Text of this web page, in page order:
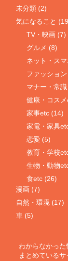
未分類 (2)
気になること
TV・映画 (7)
グルメ (8)
ネット・ス
ファッショ
マナー・常
健康・コス
家事etc (14)
家電・家具
恋愛 (5)
教育・学校
生物・動物
食etc (26)
漫画 (7)
自然・環境 (17)
車 (5)
わからなかっ
まとめているサ